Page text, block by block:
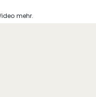
mehr.